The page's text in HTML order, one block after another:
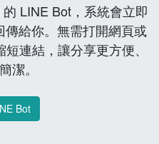
LINE Bot，系統會立即
給你。無需打開網頁或
連結，讓分享更方便、
潔。
Bot